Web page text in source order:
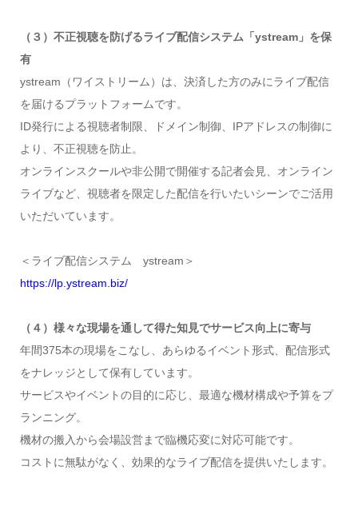
（３）不正視聴を防げるライブ配信システム「ystream」を保
有
ystream（ワイストリーム）は、決済した方のみにライブ配信
を届けるプラットフォームです。
ID発行による視聴者制限、ドメイン制御、IPアドレスの制御に
より、不正視聴を防止。
オンラインスクールや非公開で開催する記者会見、オンライン
ライブなど、視聴者を限定した配信を行いたいシーンでご活用
いただいています。
＜ライブ配信システム ystream＞
https://lp.ystream.biz/
（４）様々な現場を通して得た知見でサービス向上に寄与
年間375本の現場をこなし、あらゆるイベント形式、配信形式
をナレッジとして保有しています。
サービスやイベントの目的に応じ、最適な機材構成や予算をプ
ランニング。
機材の搬入から会場設営まで臨機応変に対応可能です。
コストに無駄がなく、効果的なライブ配信を提供いたします。